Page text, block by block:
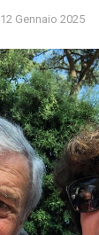
12 Gennaio 2025